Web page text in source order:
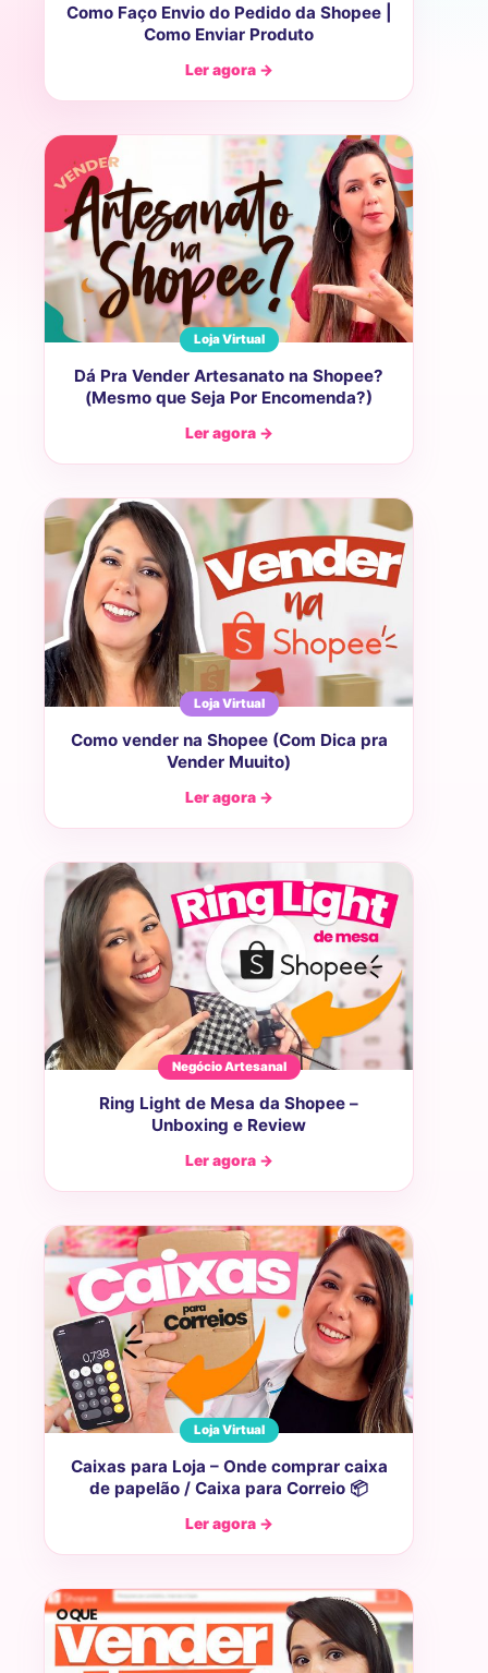
Como Faço Envio do Pedido da Shopee |
Como Enviar Produto
Ler agora →
Loja Virtual
Dá Pra Vender Artesanato na Shopee?
(Mesmo que Seja Por Encomenda?)
Ler agora →
Loja Virtual
Como vender na Shopee (Com Dica pra
Vender Muuito)
Ler agora →
Negócio Artesanal
Ring Light de Mesa da Shopee –
Unboxing e Review
Ler agora →
Loja Virtual
Caixas para Loja – Onde comprar caixa
de papelão / Caixa para Correio 📦
Ler agora →